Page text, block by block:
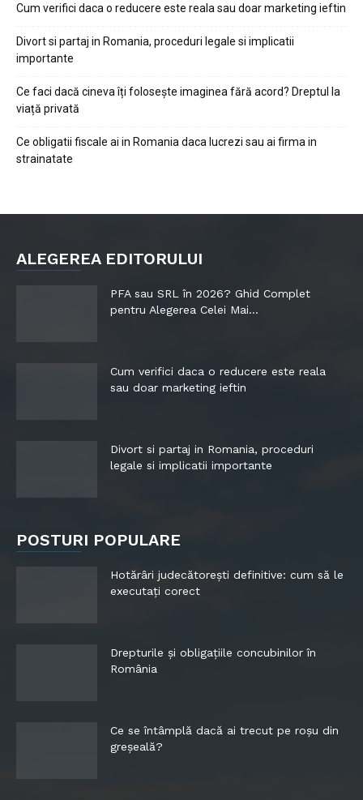
Cum verifici daca o reducere este reala sau doar marketing ieftin
Divort si partaj in Romania, proceduri legale si implicatii
importante
Ce faci dacă cineva îți folosește imaginea fără acord? Dreptul la
viață privată
Ce obligatii fiscale ai in Romania daca lucrezi sau ai firma in
strainatate
ALEGEREA EDITORULUI
PFA sau SRL în 2026? Ghid Complet
pentru Alegerea Celei Mai...
Cum verifici daca o reducere este reala
sau doar marketing ieftin
Divort si partaj in Romania, proceduri
legale si implicatii importante
POSTURI POPULARE
Hotărâri judecătorești definitive: cum să le
executați corect
Drepturile și obligațiile concubinilor în
România
Ce se întâmplă dacă ai trecut pe roșu din
greșeală?